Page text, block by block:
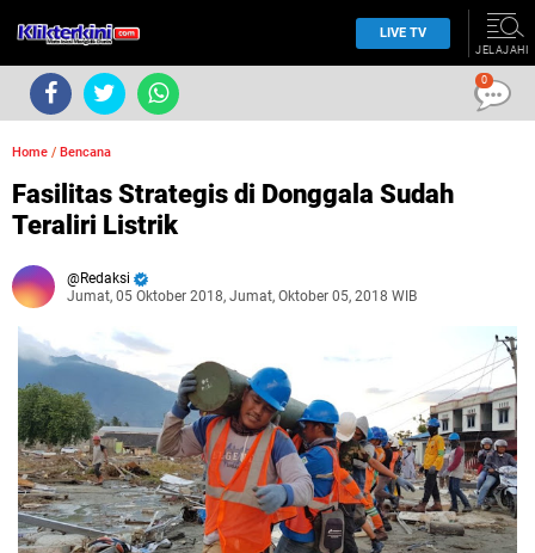
LIVE TV
JELAJAHI
Home / Bencana
Fasilitas Strategis di Donggala Sudah
Teraliri Listrik
Redaksi
Jumat, 05 Oktober 2018, Jumat, Oktober 05, 2018 WIB
0